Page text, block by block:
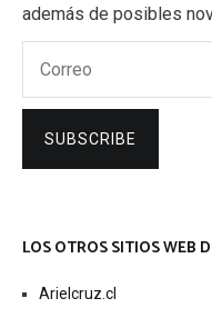
además de posibles
SUBSCRIBE
LOS OTROS SITIOS WEB
Arielcruz.cl